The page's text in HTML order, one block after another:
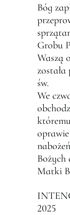
Bóg
Grobu
Waszą
św.
We
Bożych
Matki
2025